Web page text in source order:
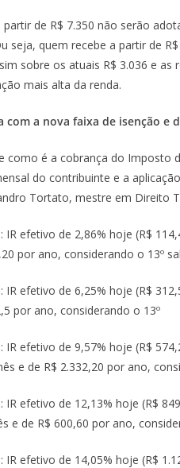
de R$ 7.350 não serão
seja, quem recebe a partir de
sobre os atuais R$ 3.036 e
mais alta da renda.
com a nova faixa de isenção e
como é a cobrança do Imposto
do contribuinte e a
Tortato, mestre em Direito
efetivo de 2,86% hoje (R$
por ano, considerando o 13º
efetivo de 6,25% hoje (R$
por ano, considerando o 13º
efetivo de 9,57% hoje (R$
e de R$ 2.332,20 por ano,
efetivo de 12,13% hoje (R$
e de R$ 600,60 por ano,
efetivo de 14,05% hoje (R$